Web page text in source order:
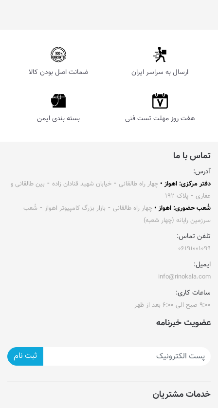
ارسال به سراسر ایران ضمانت اصل بودن کالا
هفت روز مهلت تست فنی بسته بندی ایمن
تماس با ما
آدرس:
دفتر مرکزی: اهواز • چهار راه طالقانی ⁃ خیابان شهید قنادان زاده ⁃ بین طالقانی و
غفاری ⁃ پلاک ۱۹۲
شُعب حضوری: اهواز • چهار راه طالقانی ⁃ بازار بزرگ کامپیوتر اهواز ⁃ شُعب
سرزمین رایانه (چهار شعبه)
تلفن تماس:
۰۶۱۹۱۰۰۱۰۹۹
ایمیل:
info@rinokala.com
ساعات کاری:
۹:۰۰ صبح الی ۶:۰۰ بعد از ظهر
عضویت خبرنامه
ثبت نام
خدمات مشتریان